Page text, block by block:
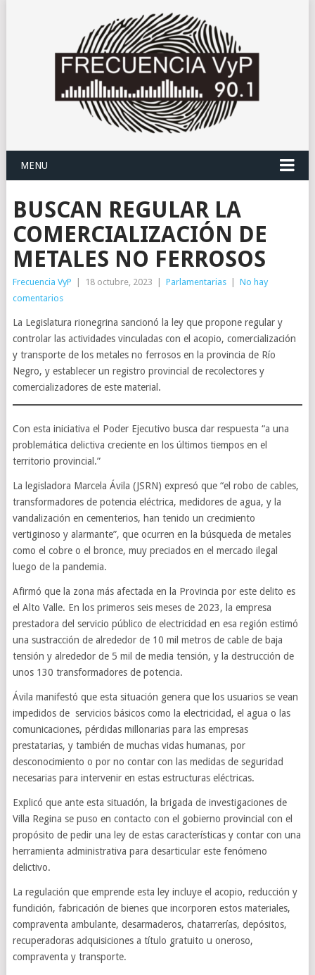
MENU
BUSCAN REGULAR LA
COMERCIALIZACIÓN DE
METALES NO FERROSOS
Frecuencia VyP 18 octubre, 2023 Parlamentarias
No hay
comentarios
La Legislatura rionegrina sancionó la ley que propone regular y
controlar las actividades vinculadas con el acopio, comercialización
y transporte de los metales no ferrosos en la provincia de Río
Negro, y establecer un registro provincial de recolectores y
comercializadores de este material.
Con esta iniciativa el Poder Ejecutivo busca dar respuesta “a una
problemática delictiva creciente en los últimos tiempos en el
territorio provincial.”
La legisladora Marcela Ávila (JSRN) expresó que “el robo de cables,
transformadores de potencia eléctrica, medidores de agua, y la
vandalización en cementerios, han tenido un crecimiento
vertiginoso y alarmante”, que ocurren en la búsqueda de metales
como el cobre o el bronce, muy preciados en el mercado ilegal
luego de la pandemia.
Afirmó que la zona más afectada en la Provincia por este delito es
el Alto Valle. En los primeros seis meses de 2023, la empresa
prestadora del servicio público de electricidad en esa región estimó
una sustracción de alrededor de 10 mil metros de cable de baja
tensión y alrededor de 5 mil de media tensión, y la destrucción de
unos 130 transformadores de potencia.
Ávila manifestó que esta situación genera que los usuarios se vean
impedidos de servicios básicos como la electricidad, el agua o las
comunicaciones, pérdidas millonarias para las empresas
prestatarias, y también de muchas vidas humanas, por
desconocimiento o por no contar con las medidas de seguridad
necesarias para intervenir en estas estructuras eléctricas.
Explicó que ante esta situación, la brigada de investigaciones de
Villa Regina se puso en contacto con el gobierno provincial con el
propósito de pedir una ley de estas características y contar con una
herramienta administrativa para desarticular este fenómeno
delictivo.
La regulación que emprende esta ley incluye el acopio, reducción y
fundición, fabricación de bienes que incorporen estos materiales,
compraventa ambulante, desarmaderos, chatarrerías, depósitos,
recuperadoras adquisiciones a título gratuito u oneroso,
compraventa y transporte.